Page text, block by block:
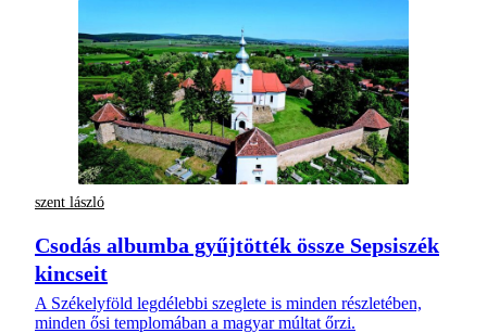
szent lászló
Csodás albumba gyűjtötték össze Sepsiszék
kincseit
A Székelyföld legdélebbi szeglete is minden részletében,
minden ősi templomában a magyar múltat őrzi.